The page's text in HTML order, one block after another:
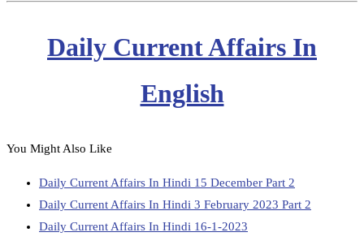
Daily Current Affairs In
English
You Might Also Like
Daily Current Affairs In Hindi 15 December Part 2
Daily Current Affairs In Hindi 3 February 2023 Part 2
Daily Current Affairs In Hindi 16-1-2023